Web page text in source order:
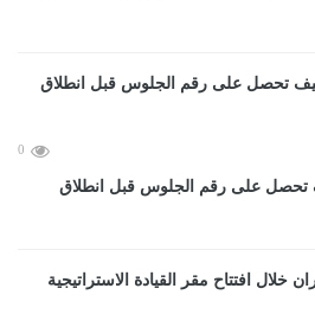
0
تحصل على رقم الجلوس قبل انطلاق